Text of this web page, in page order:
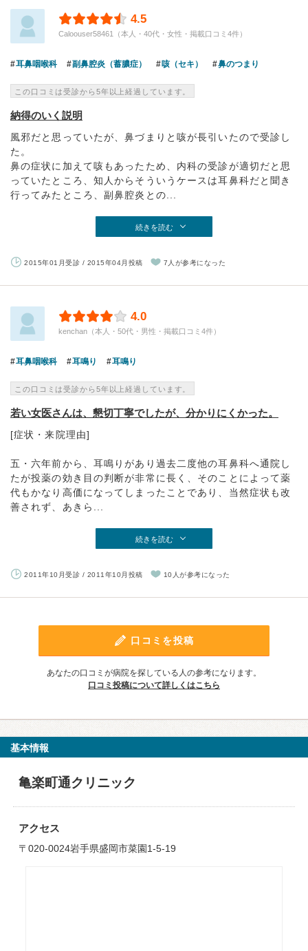
4.5
Caloouser58461（本人・40代・女性・掲載口コミ4件）
耳鼻咽喉科 副鼻腔炎（蓄膿症） 咳（セキ） 鼻のつまり
この口コミは受診から5年以上経過しています。
納得のいく説明
風邪だと思っていたが、鼻づまりと咳が長引いたので受診し
た。
鼻の症状に加えて咳もあったため、内科の受診が適切だと思
っていたところ、知人からそういうケースは耳鼻科だと聞き
行ってみたところ、副鼻腔炎との...
続きを読む
2015年01月受診 / 2015年04月投稿 7人が参考になった
4.0
kenchan（本人・50代・男性・掲載口コミ4件）
耳鼻咽喉科 耳鳴り 耳鳴り
この口コミは受診から5年以上経過しています。
若い女医さんは、懇切丁寧でしたが、分かりにくかった。
[症状・来院理由]
五・六年前から、耳鳴りがあり過去二度他の耳鼻科へ通院し
たが投薬の効き目の判断が非常に長く、そのことによって薬
代もかなり高価になってしまったことであり、当然症状も改
善されず、あきら...
続きを読む
2011年10月受診 / 2011年10月投稿 10人が参考になった
口コミを投稿
あなたの口コミが病院を探している人の参考になります。
口コミ投稿について詳しくはこちら
基本情報
亀楽町通クリニック
アクセス
〒020-0024岩手県盛岡市菜園1-5-19